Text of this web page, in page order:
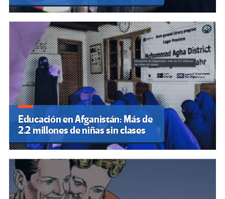
Educación en Afganistán: Más de
2.2 millones de niñas sin clases